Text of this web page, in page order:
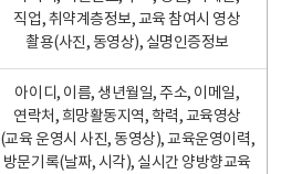
직업, 취약계층정보, 교육 참여시 영상
촬용(사진, 동영상), 실명인증정보
아이디, 이름, 생년월일, 주소, 이메일,
연락처, 희망활동지역, 학력, 교육영상
(교육 운영시 사진, 동영상), 교육운영이력,
방문기록(날짜, 시각), 실시간 양방향교육